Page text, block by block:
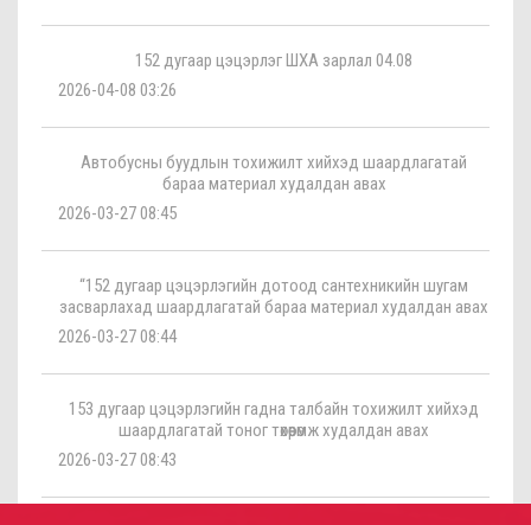
152 дугаар цэцэрлэг ШХА зарлал 04.08
2026-04-08 03:26
Автобусны буудлын тохижилт хийхэд шаардлагатай
бараа материал худалдан авах
2026-03-27 08:45
“152 дугаар цэцэрлэгийн дотоод сантехникийн шугам
засварлахад шаардлагатай бараа материал худалдан авах
2026-03-27 08:44
153 дугаар цэцэрлэгийн гадна талбайн тохижилт хийхэд
шаардлагатай тоног төхөөрөмж худалдан авах
2026-03-27 08:43